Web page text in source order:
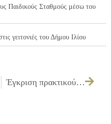
Παιδικούς Σταθμούς μέσω του
γειτονιές του Δήμου Ιλίου
Έγκριση πρακτικού δημοπρασίας της επιτροπής διενέργειας του διαγωνισμού για την «Προμήθεια υλικών αυτόματου ποτίσματος»